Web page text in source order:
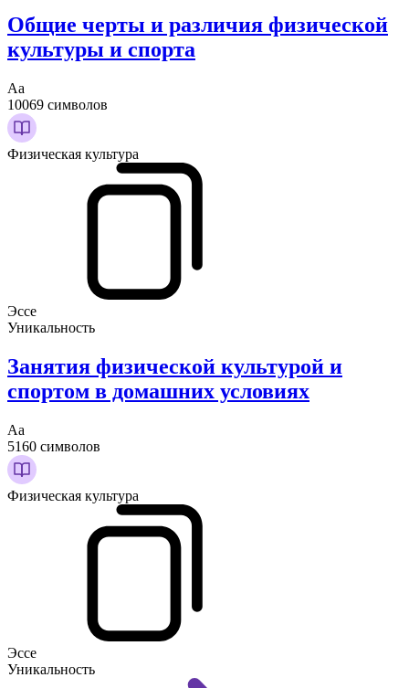
Общие черты и различия физической
культуры и спорта
Аа
10069 символов
Физическая культура
Эссе
Уникальность
Занятия физической культурой и
спортом в домашних условиях
Аа
5160 символов
Физическая культура
Эссе
Уникальность